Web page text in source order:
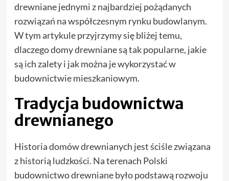
drewniane jednymi z najbardziej pożądanych
rozwiązań na współczesnym rynku budowlanym.
W tym artykule przyjrzymy się bliżej temu,
dlaczego domy drewniane są tak popularne, jakie
są ich zalety i jak można je wykorzystać w
budownictwie mieszkaniowym.
Tradycja budownictwa
drewnianego
Historia domów drewnianych jest ściśle związana
z historią ludzkości. Na terenach Polski
budownictwo drewniane było podstawą rozwoju